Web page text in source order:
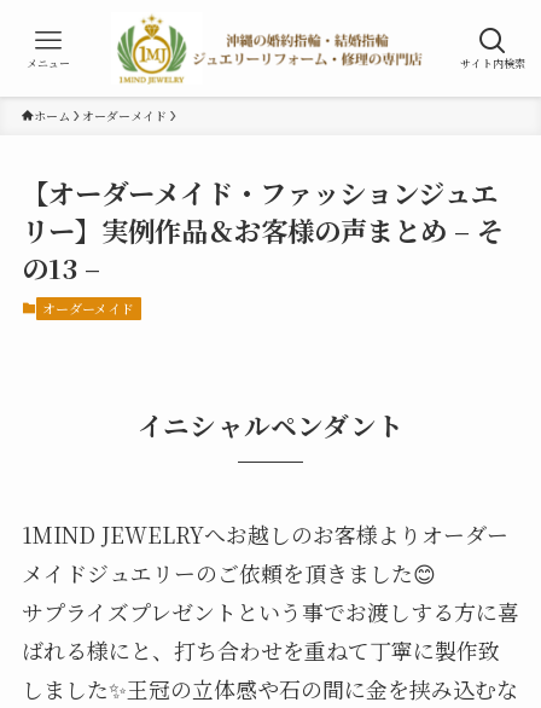
サイト内検索
メニュー
ホーム オーダーメイド
【オーダーメイド・ファッションジュエ
リー】実例作品＆お客様の声まとめ – そ
の13 –
オーダーメイド
イニシャルペンダント
1MIND JEWELRYへお越しのお客様よりオーダー
メイドジュエリーのご依頼を頂きました😊
サプライズプレゼントという事でお渡しする方に喜
ばれる様にと、打ち合わせを重ねて丁寧に製作致
しました✨王冠の立体感や石の間に金を挟み込むな